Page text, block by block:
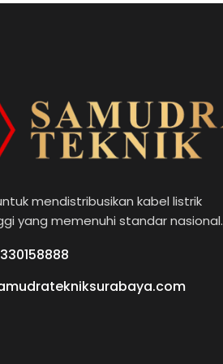
mendistribusikan kabel listrik
yang memenuhi standar nasional.